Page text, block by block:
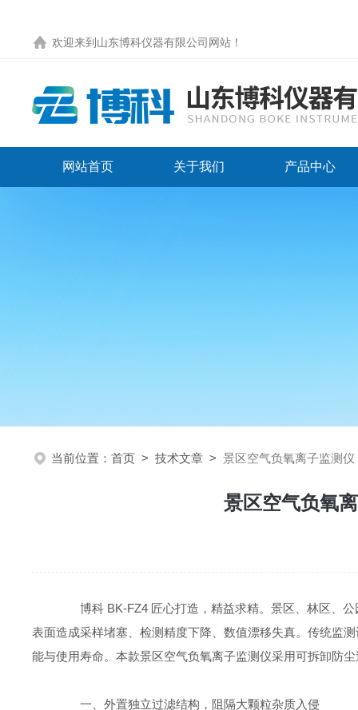
欢迎来到 山东博科仪器有限公司网站 ！
网站首页 关于我们 产品中心
当前位置： 首页 > 技术文章 > 景区空气负氧离子监测
景区空气负氧
博科 BK-FZ4 匠心打造，精益求精。景区、林区、公
表面造成采样堵塞、检测精度下降、数值漂移失真。传统监
能与使用寿命。本款景区空气负氧离子监测仪采用可拆卸防
一、外置独立过滤结构，阻隔大颗粒杂质入侵